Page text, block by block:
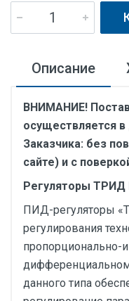
Описание
ВНИМАНИЕ!
осуществляется
Заказчика: без
сайте) и с
Регуляторы
ПИД-регуляторы
регулирования
пропорционально-
данного типа